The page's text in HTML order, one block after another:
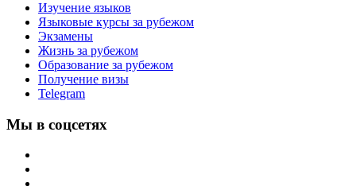
Изучение языков
Языковые курсы за рубежом
Экзамены
Жизнь за рубежом
Образование за рубежом
Получение визы
Telegram
Мы в соцсетях